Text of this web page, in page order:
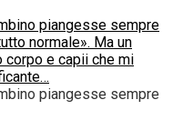
piangesse sempre
normale». Ma un
e capii che mi
piangesse sempre